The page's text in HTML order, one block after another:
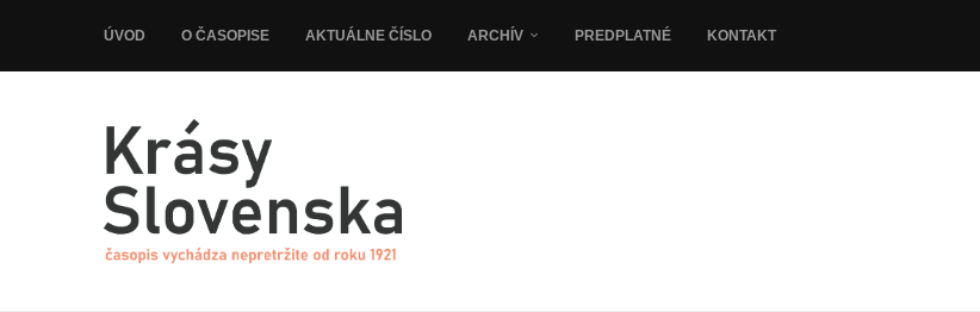
ÚVOD O ČASOPISE AKTUÁLNE ČÍSLO ARCHÍV PREDPLATNÉ KONTAKT